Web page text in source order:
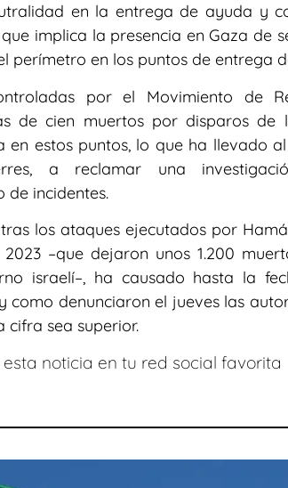
en la entrega de ayuda y
implica la presencia en Gaza de
perímetro en los puntos de entrega
por el Movimiento de
de cien muertos por disparos de
estos puntos, lo que ha llevado
a reclamar una
de incidentes.
los ataques ejecutados por
–que dejaron unos 1.200
israelí–, ha causado hasta la
como denunciaron el jueves las
cifra sea superior.
noticia en tu red social favorita